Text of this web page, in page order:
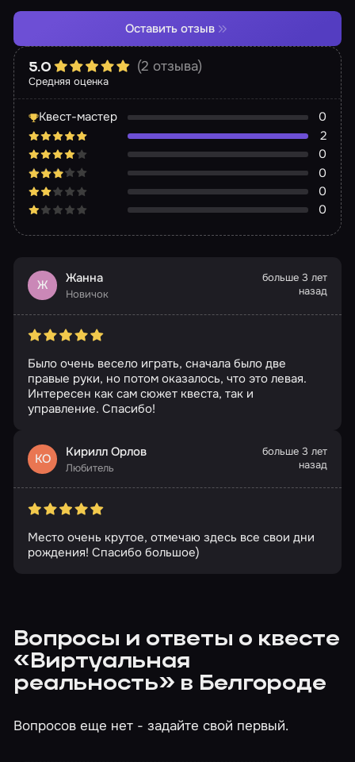
Средняя оценка
5.0 (2 отзыва)
Квест-мастер
0
2
0
0
0
0
Оставить отзыв
Ж Жанна
Новичок
больше 3 лет
назад
Было очень весело играть, сначала было две
правые руки, но потом оказалось, что это левая.
Интересен как сам сюжет квеста, так и
управление. Спасибо!
КО Кирилл Орлов
Любитель
больше 3 лет
назад
Место очень крутое, отмечаю здесь все свои дни
рождения! Спасибо большое)
Вопросы и ответы о квесте
«Виртуальная
реальность» в Белгороде
Вопросов еще нет - задайте свой первый.